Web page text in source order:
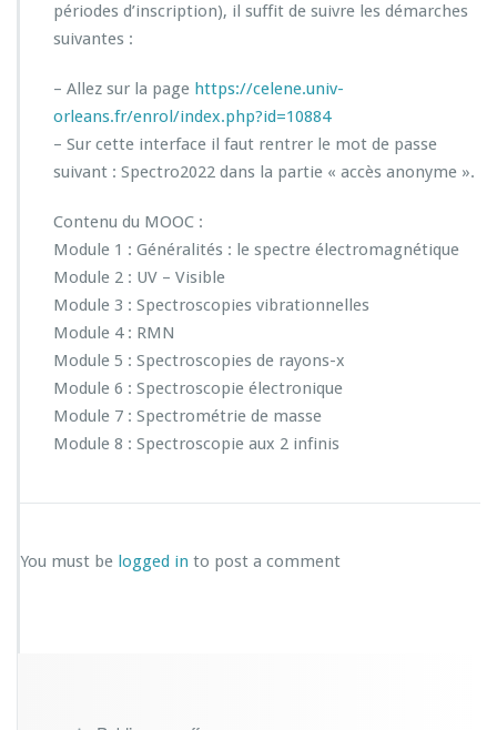
périodes d’inscription), il suffit de suivre les démarches
suivantes :
– Allez sur la page https://celene.univ-
orleans.fr/enrol/index.php?id=10884
– Sur cette interface il faut rentrer le mot de passe
suivant : Spectro2022 dans la partie « accès anonyme ».
Contenu du MOOC :
Module 1 : Généralités : le spectre électromagnétique
Module 2 : UV – Visible
Module 3 : Spectroscopies vibrationnelles
Module 4 : RMN
Module 5 : Spectroscopies de rayons-x
Module 6 : Spectroscopie électronique
Module 7 : Spectrométrie de masse
Module 8 : Spectroscopie aux 2 infinis
You must be logged in to post a comment